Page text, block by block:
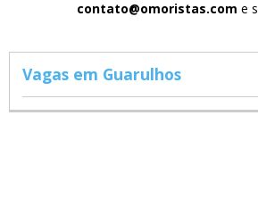
contato@omoristas.com e
Vagas em Guarulhos